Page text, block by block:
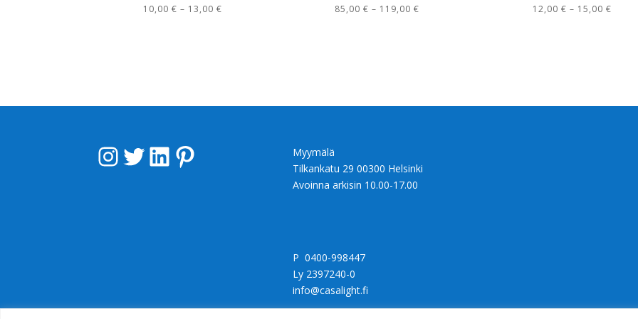
10,00 € – 13,00 €Hintaluokka:
85,00€ – 119,00€ 12,00 € – 15,00 €
InstagramTwitter LinkedIn Pinterest
Myymälä
Tilkankatu 29 00300 Helsinki
Avoinna arkisin 10.00-17.00
P 0400-998447
Ly 2397240-0
info@casalight.fi